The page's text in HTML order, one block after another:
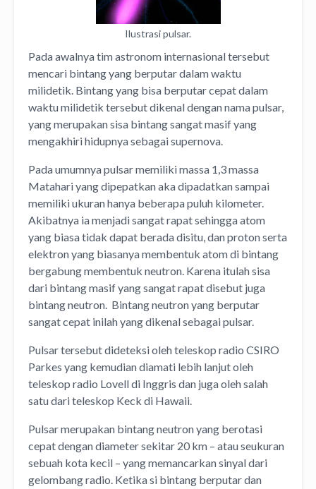
Ilustrasi pulsar.
Pada awalnya tim astronom internasional tersebut
mencari bintang yang berputar dalam waktu
milidetik. Bintang yang bisa berputar cepat dalam
waktu milidetik tersebut dikenal dengan nama pulsar,
yang merupakan sisa bintang sangat masif yang
mengakhiri hidupnya sebagai supernova.
Pada umumnya pulsar memiliki massa 1,3 massa
Matahari yang dipepatkan aka dipadatkan sampai
memiliki ukuran hanya beberapa puluh kilometer.
Akibatnya ia menjadi sangat rapat sehingga atom
yang biasa tidak dapat berada disitu, dan proton serta
elektron yang biasanya membentuk atom di bintang
bergabung membentuk neutron. Karena itulah sisa
dari bintang masif yang sangat rapat disebut juga
bintang neutron. Bintang neutron yang berputar
sangat cepat inilah yang dikenal sebagai pulsar.
Pulsar tersebut dideteksi oleh teleskop radio CSIRO
Parkes yang kemudian diamati lebih lanjut oleh
teleskop radio Lovell di Inggris dan juga oleh salah
satu dari teleskop Keck di Hawaii.
Pulsar merupakan bintang neutron yang berotasi
cepat dengan diameter sekitar 20 km – atau seukuran
sebuah kota kecil – yang memancarkan sinyal dari
gelombang radio. Ketika si bintang berputar dan